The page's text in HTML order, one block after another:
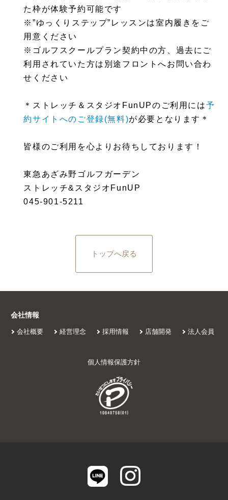
た枠が体験予約可能です
※”ゆっくりステップ”レッスンは室内履きをご
用意ください
※ゴルフスクールプラン契約中の方、過去にご
利用されていた方は別途フロントへお問い合わ
せください
＊ ストレッチ＆スタジオFunUPのご利用 には予
約サイトへのご登録(無料)が必要となります＊
皆様のご利用を心よりお待ちしております！
東急あざみ野ゴルフガーデン
ストレッチ&スタジオFunUP
045-901-5211
トップへ戻る
会社情報
会社概要 経営理念 採用情報 店舗開発 法人会員
個人情報保護方針